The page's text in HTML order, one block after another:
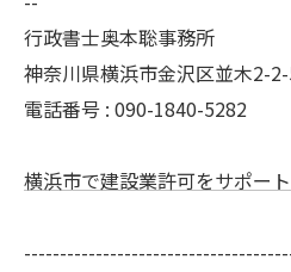
行政書士奥本聡事務所
神奈川県横浜市金沢区並木2-
電話番号 : 090-1840-5282
横浜市で建設業許可をサポート